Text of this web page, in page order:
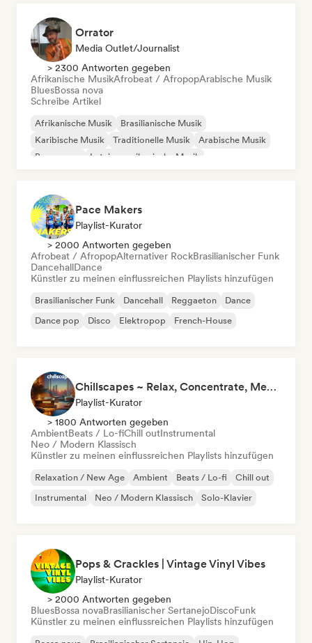
Orrator
Media Outlet/Journalist
> 2300 Antworten gegeben
Afrikanische MusikAfrobeat / AfropopArabische Musik
BluesBossa nova
Schreibe Artikel
Afrikanische Musik
Brasilianische Musik
Karibische Musik
Traditionelle Musik
Arabische Musik
Bossa nova
Lateinamerikanische Musik
Pace Makers
Playlist-Kurator
> 2000 Antworten gegeben
Afrobeat / AfropopAlternativer RockBrasilianischer Funk
DancehallDance
Künstler zu meinen einflussreichen Playlists hinzufügen
Brasilianischer Funk Dancehall Reggaeton
Dance
Dance pop
Disco Elektropop French-House
Chillscapes ~ Relax, Concentrate, Meditate, Sleep, Dream
Playlist-Kurator
> 1800 Antworten gegeben
AmbientBeats / Lo-fiChill outInstrumental
Neo / Modern Klassisch
Künstler zu meinen einflussreichen Playlists hinzufügen
Relaxation / New Age Ambient Beats / Lo-fi
Chill out
Instrumental
Neo / Modern Klassisch Solo-Klavier
Pops & Crackles | Vintage Vinyl Vibes
Playlist-Kurator
> 2000 Antworten gegeben
BluesBossa novaBrasilianischer SertanejoDiscoFunk
Künstler zu meinen einflussreichen Playlists hinzufügen